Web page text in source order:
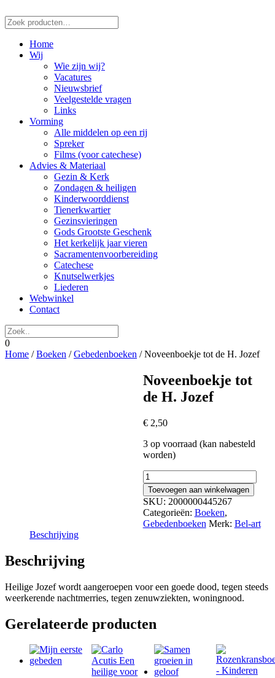
Zoeken
naar:
Home
Wij
Wie zijn wij?
Vacatures
Nieuwsbrief
Veelgestelde vragen
Links
Vorming
Alle middelen op een rij
Spreker
Films (voor catechese)
Advies & Materiaal
Gezin & Kerk
Zondagen & heiligen
Kinderwoorddienst
Tienerkwartier
Gezinsvieringen
Gods Grootste Geschenk
Het kerkelijk jaar vieren
Sacramentenvoorbereiding
Catechese
Knutselwerkjes
Liederen
Webwinkel
Contact
0
Home /Boeken /Gebedenboeken / Noveenboekje tot de H. Jozef
Noveenboekje tot
de H. Jozef
€2,50
3 op voorraad (kan nabesteld
worden)
Noveenboekje
tot
de
H.
Jozef
aantal
Toevoegen aan winkelwagen
SKU: 2000000445267
Categorieën: Boeken,
Gebedenboeken Merk: Bel-art
Beschrijving
Beschrijving
Heilige Jozef wordt aangeroepen voor een goede dood, tegen steeds
weerkerende nachtmerries, tegen zenuwziekten, woningnood.
Gerelateerde producten